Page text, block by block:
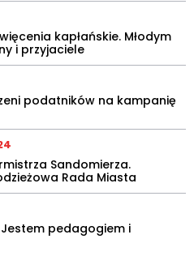
kapłańskie. Młodym
i przyjaciele
podatników na kampanię
Sandomierza.
Rada Miasta
Jestem pedagogiem i